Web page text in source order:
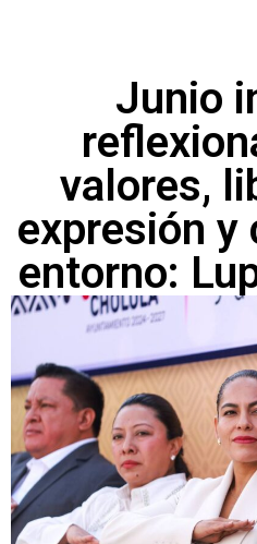
Junio
valores,
expresión y
entorno: